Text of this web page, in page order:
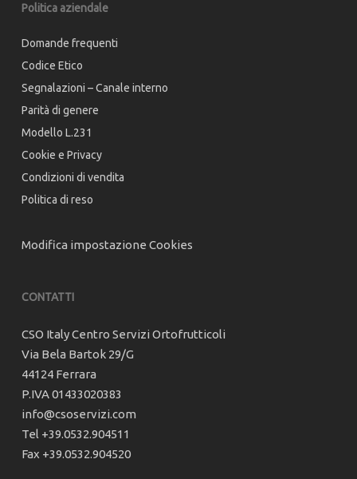
Politica aziendale
Domande frequenti
Codice Etico
Segnalazioni – Canale interno
Parità di genere
Modello L.231
Cookie e Privacy
Condizioni di vendita
Politica di reso
Modifica impostazione Cookies
CONTATTI
CSO Italy Centro Servizi Ortofrutticoli
Via Bela Bartok 29/G
44124 Ferrara
P.IVA 01433020383
info@csoservizi.com
Tel +39.0532.904511
Fax +39.0532.904520